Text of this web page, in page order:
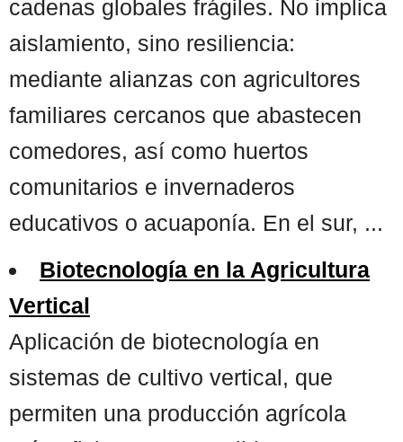
cadenas globales frágiles. No implica
aislamiento, sino resiliencia:
mediante alianzas con agricultores
familiares cercanos que abastecen
comedores, así como huertos
comunitarios e invernaderos
educativos o acuaponía. En el sur, ...
Biotecnología en la Agricultura
Vertical
Aplicación de biotecnología en
sistemas de cultivo vertical, que
permiten una producción agrícola